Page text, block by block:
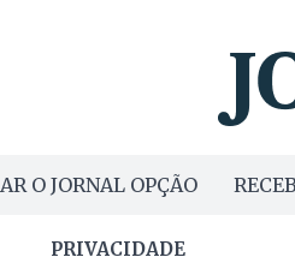
O JORNAL OPÇÃO
PRIVACIDADE